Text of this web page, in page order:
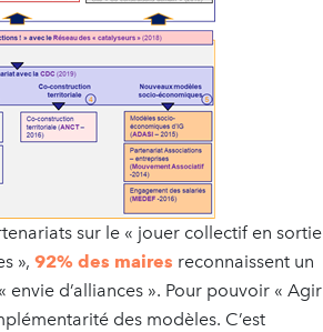
sur le « jouer collectif en sortie
», 92% des maires reconnaissent un
envie d’alliances ». Pour pouvoir « Agir
des modèles. C’est